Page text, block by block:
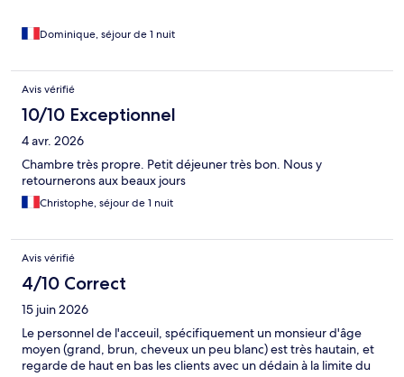
Dominique, séjour de 1 nuit
Avis vérifié
10/10 Exceptionnel
4 avr. 2026
Chambre très propre. Petit déjeuner très bon. Nous y
retournerons aux beaux jours
Christophe, séjour de 1 nuit
Avis vérifié
4/10 Correct
15 juin 2026
Le personnel de l'acceuil, spécifiquement un monsieur d'âge
moyen (grand, brun, cheveux un peu blanc) est très hautain, et
regarde de haut en bas les clients avec un dédain à la limite du